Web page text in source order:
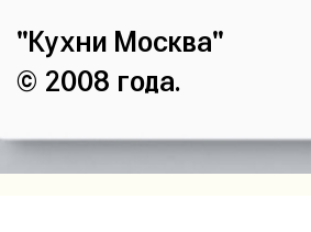
"Кухни Москва"
© 2008 года.